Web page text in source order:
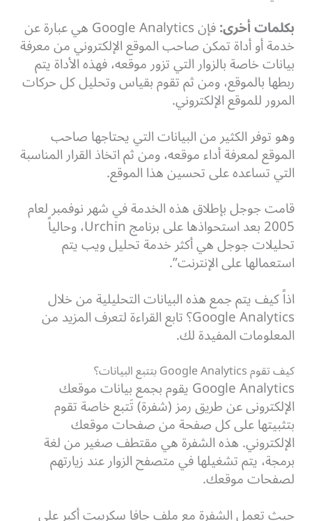
بكلمات أخرى:
فإن Google Analytics هي عبارة عن
خدمة أو أداة تمكن صاحب الموقع الإلكتروني من معرفة
بيانات خاصة بالزوار التي تزور موقعه، فهذه الأداة يتم
ربطها بالموقع، ومن ثم تقوم بقياس وتحليل كل حركات
المرور للموقع الإلكتروني.
وهو توفر الكثير من البيانات التي يحتاجها صاحب
الموقع لمعرفة أداء موقعه، ومن ثم اتخاذ القرار المناسبة
التي تساعده على تحسين هذا الموقع.
قامت جوجل بإطلاق هذه الخدمة في شهر نوفمبر لعام
2005 بعد استحواذها على برنامج Urchin، وحالياً
تحليلات جوجل هي أكثر خدمة تحليل ويب يتم
استعمالها على الإنترنت”.
اذاً كيف يتم جمع هذه البيانات التحليلية من خلال
Google Analytics؟ تابع القراءة لتعرف المزيد من
المعلومات المفيدة لك.
كيف تقوم Google Analytics بتتبع البيانات؟
Google Analytics يقوم بجمع بيانات موقعك
الإلكترونى عن طريق رمز (شفرة) تَتبع خاصة تقوم
بتثبيتها على كل صفحة من صفحات موقعك
الإلكتروني. هذه الشفرة هي مقتطف صغير من لغة
برمجة، يتم تشغيلها في متصفح الزوار عند زيارتهم
لصفحات موقعك.